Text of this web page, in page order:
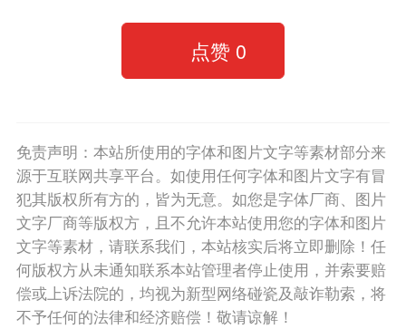
点赞 0
免责声明：本站所使用的字体和图片文字等素材部分来
源于互联网共享平台。如使用任何字体和图片文字有冒
犯其版权所有方的，皆为无意。如您是字体厂商、图片
文字厂商等版权方，且不允许本站使用您的字体和图片
文字等素材，请联系我们，本站核实后将立即删除！任
何版权方从未通知联系本站管理者停止使用，并索要赔
偿或上诉法院的，均视为新型网络碰瓷及敲诈勒索，将
不予任何的法律和经济赔偿！敬请谅解！